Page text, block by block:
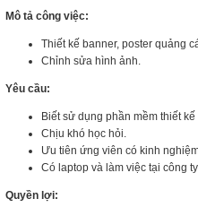
Mô tả công việc:
Thiết kế banner, poster quảng
Chỉnh sửa hình ảnh.
Yêu cầu:
Biết sử dụng phần mềm thiết
Chịu khó học hỏi.
Ưu tiên ứng viên có kinh
Có laptop và làm việc tại công
Quyền lợi: